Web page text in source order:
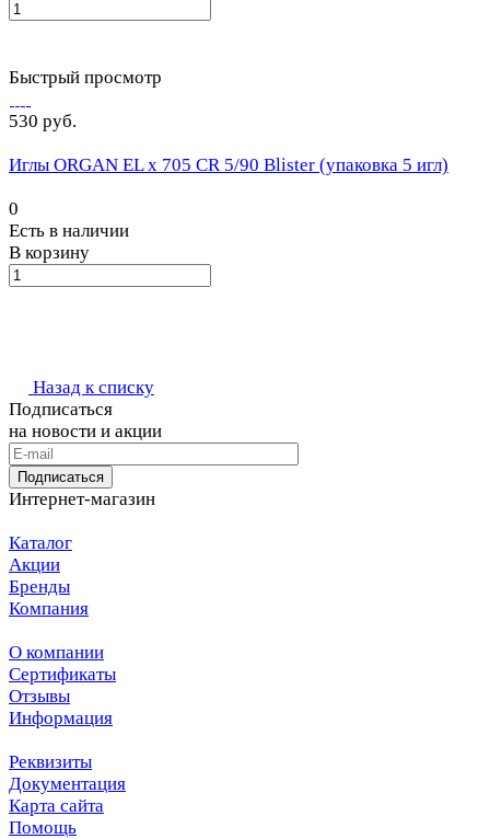
Быстрый просмотр
530 руб.
Иглы ORGAN EL x 705 CR 5/90 Blister (упаковка 5 игл)
0
Есть в наличии
В корзину
Назад к списку
Подписаться
на новости и акции
Подписаться
Интернет-магазин
Каталог
Акции
Бренды
Компания
О компании
Сертификаты
Отзывы
Информация
Реквизиты
Документация
Карта сайта
Помощь